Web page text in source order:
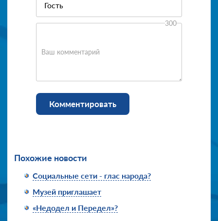
Ваш комментарий
300
Комментировать
Похожие новости
Социальные сети - глас народа?
Музей приглашает
«Недодел и Передел»?